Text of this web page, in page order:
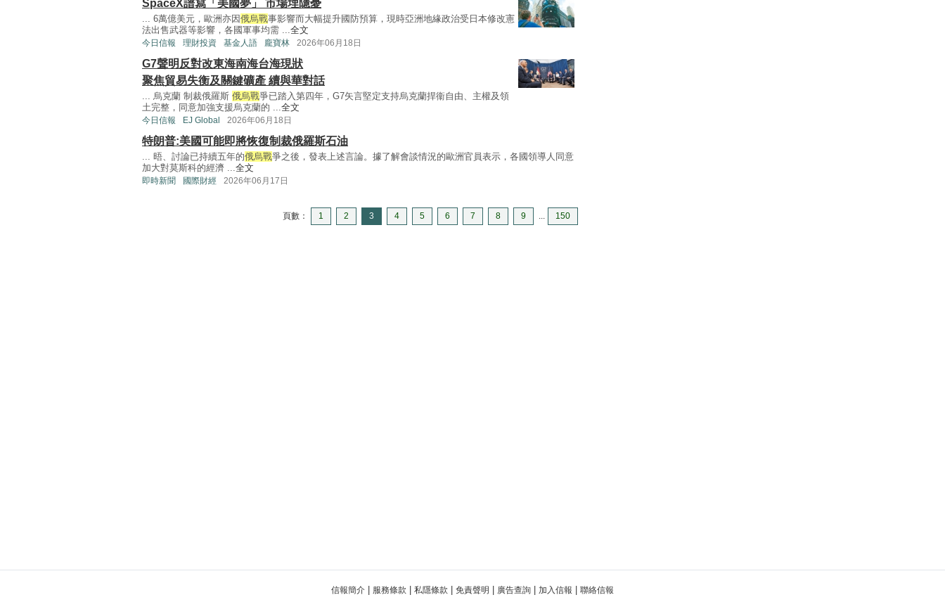
SpaceX譜寫「美國夢」 市場埋隱憂
... 6萬億美元，歐洲亦因俄烏戰事影響而大幅提升國防預算，現時亞洲地緣政治受日本修改憲
法出售武器等影響，各國軍事均需 ... 全文
今日信報 理財投資 基金人語 龐寶林 2026年06月18日
G7聲明反對改東海南海台海現狀
聚焦貿易失衡及關鍵礦產 續與華對話
... 烏克蘭 制裁俄羅斯 俄烏戰爭已踏入第四年，G7矢言堅定支持烏克蘭捍衞自由、主權及領
土完整，同意加強支援烏克蘭的 ... 全文
今日信報 EJ Global 2026年06月18日
特朗普:美國可能即將恢復制裁俄羅斯石油
... 晤、討論已持續五年的俄烏戰爭之後，發表上述言論。據了解會談情況的歐洲官員表示，各國領導人同意
加大對莫斯科的經濟 ... 全文
即時新聞 國際財經 2026年06月17日
頁數： 1 2 3 4 5 6 7 8 9 150
信報簡介 服務條款 私隱條款 免責聲明 廣告查詢 加入信報 聯絡信報